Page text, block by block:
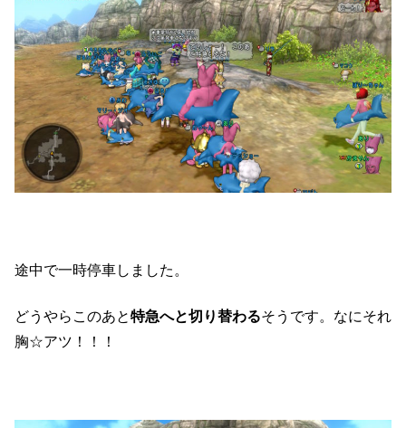
途中で一時停車しました。
どうやらこのあと特急へと切り替わるそうです。なにそれ
胸☆アツ！！！